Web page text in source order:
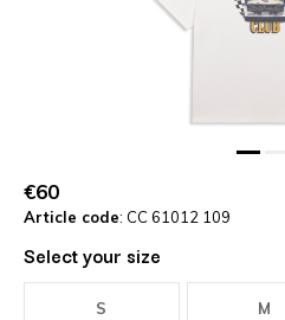
€60
Article code: CC 61012 109
Select your size
S M